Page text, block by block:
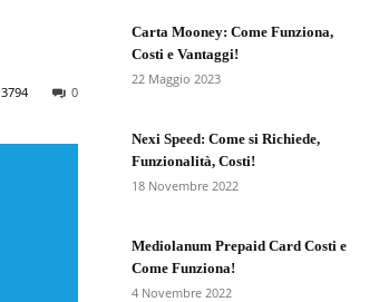
0
3794
Carta Mooney: Come Funziona,
Costi e Vantaggi!
22 Maggio 2023
Nexi Speed: Come si Richiede,
Funzionalità, Costi!
18 Novembre 2022
Mediolanum Prepaid Card Costi e
Come Funziona!
4 Novembre 2022